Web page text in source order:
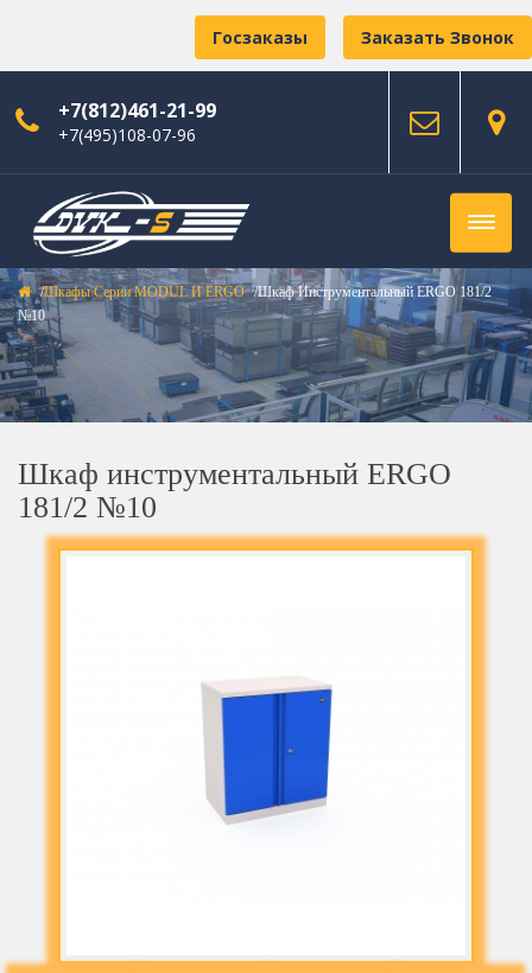
Заказать Звонок
Госзаказы
+7(812)461-21-99
+7(495)108-07-96
Шкафы Серии MODUL И ERGO
Шкаф Инструментальный ERGO 181/2
№10
Шкаф инструментальный ERGO
181/2 №10